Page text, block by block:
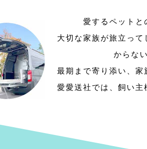
愛するペットと
大切な家族が旅立っ
からな
最期まで寄り添い、家
愛愛送社では、飼い主